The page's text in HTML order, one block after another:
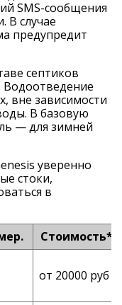
SMS-сообщения
В случае
предупредит
септиков
Водоотведение
вне зависимости
В базовую
— для зимней
уверенно
стоки,
в
Стоимость*
от 20000 руб